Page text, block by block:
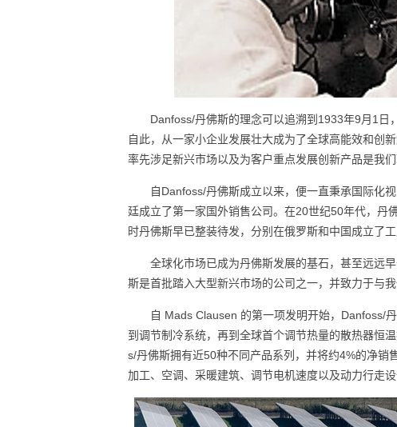
Danfoss/丹佛斯的理念可以追溯到1933年9月1日
自此，从一家小企业发展壮大成为了全球高能效和创
率先涉足新兴市场以及为客户重点发展创新产品是我
自Danfoss/丹佛斯成立以来，便一直秉承国际化
廷成立了第一家国外销售公司。在20世纪50年代，丹
时丹佛斯早已整装待发，分别在俄罗斯和中国成立了
全球化市场已成为丹佛斯发展的基石，甚至远远
斯是首批踏入大型新兴市场的公司之一，并致力于与
自 Mads Clausen 的第一项发明开始，Danfoss/
到调节制冷系统，再到全球首个调节热量的散热器恒
s/丹佛斯拥有近50种不同产品系列，并将约4%的净
加工、空调、采暖建筑、调节电机速度以及动力行走设